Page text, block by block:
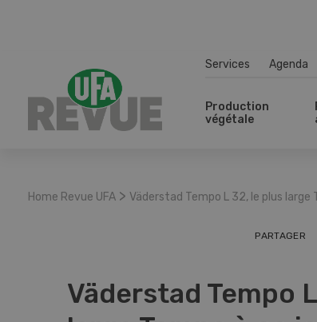
Services Agenda
Production
végétale
Home Revue UFA > Väderstad Tempo L 32, le plus large
PARTAGER
Väderstad Tempo